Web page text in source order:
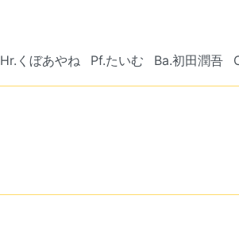
Hr.くぼあやね Pf.たいむ Ba.初田潤吾